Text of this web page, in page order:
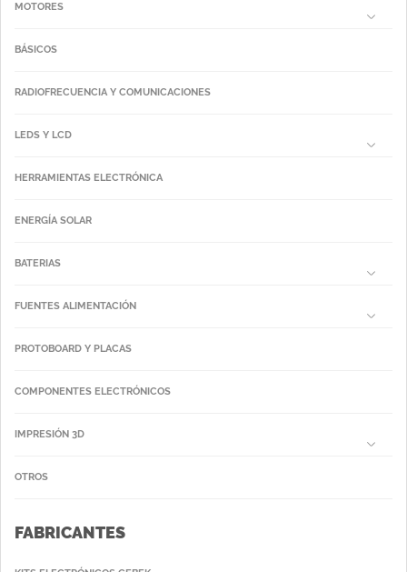
MOTORES
BÁSICOS
RADIOFRECUENCIA Y COMUNICACIONES
LEDS Y LCD
HERRAMIENTAS ELECTRÓNICA
ENERGÍA SOLAR
BATERIAS
FUENTES ALIMENTACIÓN
PROTOBOARD Y PLACAS
COMPONENTES ELECTRÓNICOS
IMPRESIÓN 3D
OTROS
FABRICANTES